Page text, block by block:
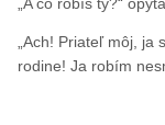
„A čo robíš ty?“
„Ach! Priateľ môj, ja
rodine! Ja robím